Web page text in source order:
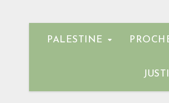
PALESTINE